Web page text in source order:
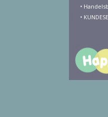
•
•